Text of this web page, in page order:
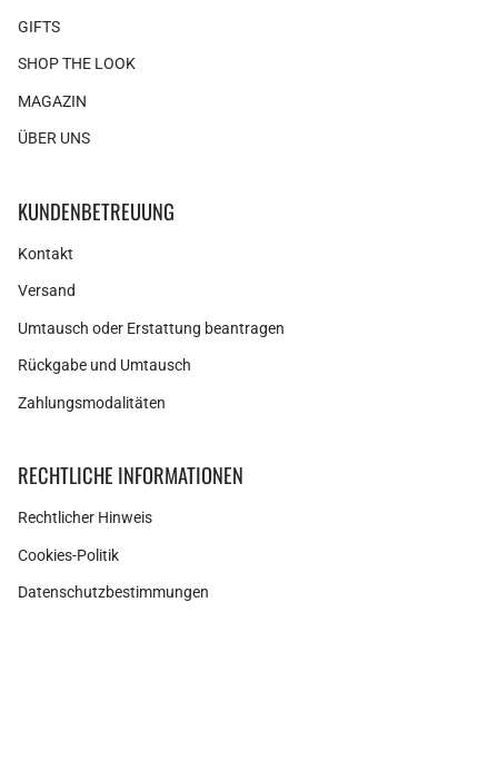
GIFTS
SHOP THE LOOK
MAGAZIN
ÜBER UNS
KUNDENBETREUUNG
Kontakt
Versand
Umtausch oder Erstattung beantragen
Rückgabe und Umtausch
Zahlungsmodalitäten
RECHTLICHE INFORMATIONEN
Rechtlicher Hinweis
Cookies-Politik
Datenschutzbestimmungen